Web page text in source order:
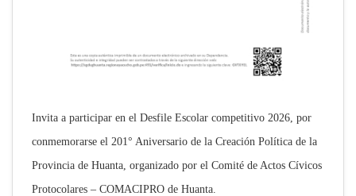
Invita a participar en el Desfile Escolar competitivo 2026, por
conmemorarse el 201° Aniversario de la Creación Política de la
Provincia de Huanta, organizado por el Comité de Actos Cívicos
Protocolares – COMACIPRO de Huanta.